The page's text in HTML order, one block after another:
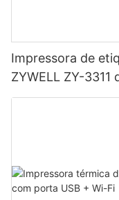
Impressora de
ZYWELL ZY-3311